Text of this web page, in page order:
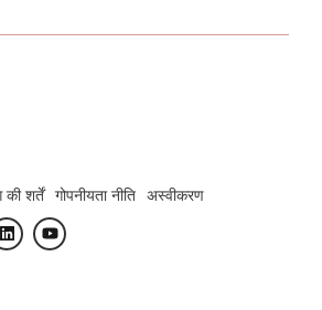
की शर्तें गोपनीयता नीति अस्वीकरण